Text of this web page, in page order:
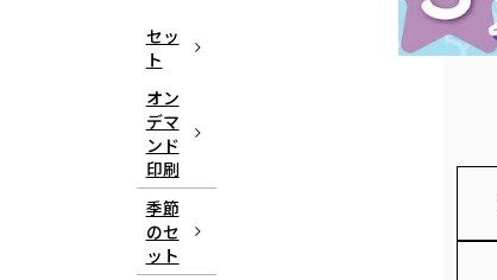
セッ
ト
オン
デマ
ンド
印刷
季節
のセ
ット